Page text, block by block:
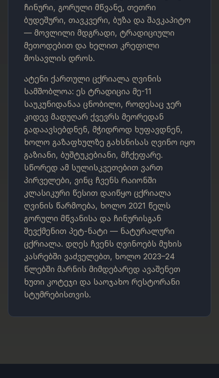
ჩინური, გორული მწვანე, თეთრი
ბუდეშური, თავკვერი, ბუზა და შავკაპიტო
— მოვლილი მდგრადი, ტრადიციული
მეთოდებით და ხელით კრეფილი
მოსავლის დროს.
ატენი ქართული ცქრიალა ღვინის
სამშობლოა: ეს ტრადიცია მე-11
საუკუნიდანაა ცნობილი, როდესაც ჯერ
კიდევ მადუღარ ქვევრს მეორედან
გადაავსებდნენ, მჭიდროდ ხუფავდნენ,
ხოლო გაზაფხულზე გახსნისას ღვინო იყო
გაზიანი, ბუშტუკებიანი, მჩქეფარე.
სწორედ ამ სულისკვეთებით ვართ
პირველები, ვინც ჩვენს რაიონში
კლასიკური წესით დაიწყო ცქრიალა
ღვინის წარმოება, ხოლო 2021 წელს
გორული მწვანისა და ჩინურისგან
შევქმენით პეტ-ნატი — ნატურალური
ცქრიალა. დღეს ჩვენს ღვინოებს მუხის
კასრებში ვაძველებთ, ხოლო 2023–24
წლებში მარნის მიმდებარედ ავაშენეთ
ხუთი კოტეჯი და საოჯახო რესტორანი
სტუმრებისთვის.